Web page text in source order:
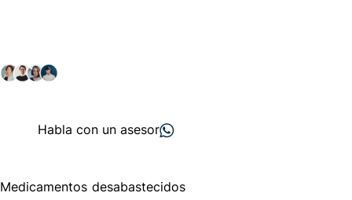
Habla con un asesor
Medicamentos desabastecidos